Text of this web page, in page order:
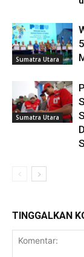
Sumatra Utara
Sumatra Utara
TINGGALKAN